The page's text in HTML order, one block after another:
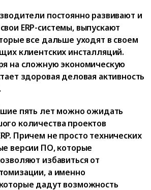
постоянно развивают и
ERP-системы, выпускают
все дальше уходят в своем
клиентских инсталляций.
на сложную экономическую
здоровая деловая активность
пять лет можно ожидать
количества проектов
Причем не просто технических
версии ПО, которые
избавиться от
а именно
дадут возможность